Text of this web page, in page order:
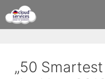
Inhalt
springen
„50